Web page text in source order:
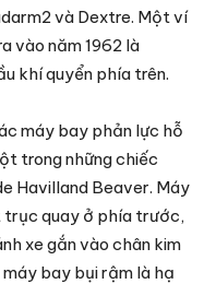
và Dextre. Một ví
vào năm 1962 là
khí quyển phía trên.
máy bay phản lực hỗ
trong những chiếc
Havilland Beaver. Máy
trục quay ở phía trước,
xe gắn vào chân kim
bay bụi rậm là hạ